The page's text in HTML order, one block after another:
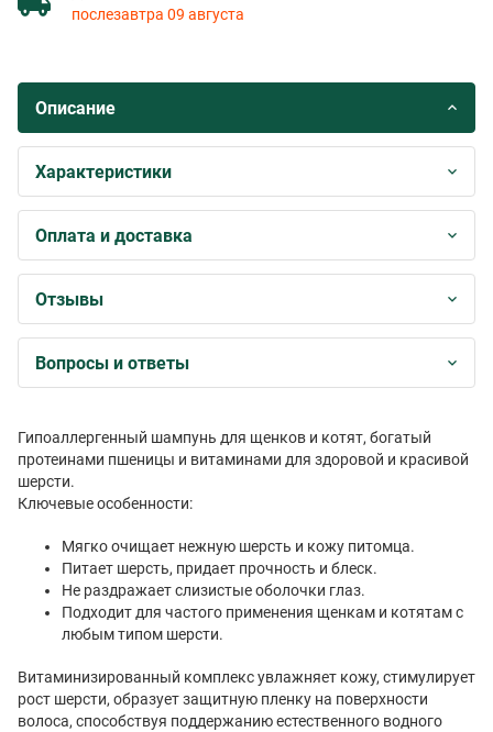
послезавтра 09 августа
Описание
Характеристики
Оплата и доставка
Отзывы
Вопросы и ответы
Гипоаллергенный шампунь для щенков и котят, богатый
протеинами пшеницы и витаминами для здоровой и красивой
шерсти.
Ключевые особенности:
Мягко очищает нежную шерсть и кожу питомца.
Питает шерсть, придает прочность и блеск.
Не раздражает слизистые оболочки глаз.
Подходит для частого применения щенкам и котятам с
любым типом шерсти.
Витаминизированный комплекс увлажняет кожу, стимулирует
рост шерсти, образует защитную пленку на поверхности
волоса, способствуя поддержанию естественного водного